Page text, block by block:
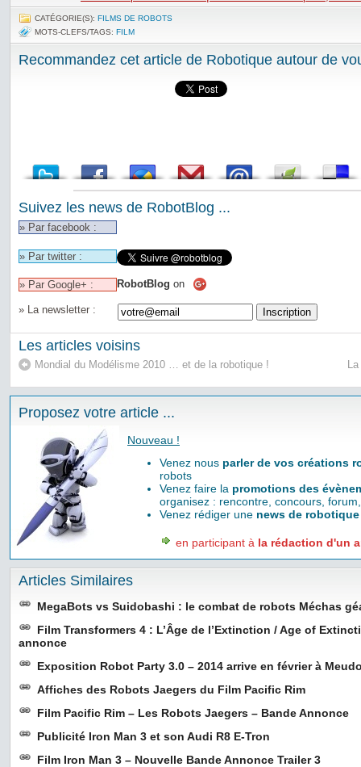
CATÉGORIE(S): FILMS DE ROBOTS
MOTS-CLEFS/TAGS: FILM
Recommandez cet article de Robotique autour de
Suivez les news de RobotBlog ...
» Par facebook :
» Par twitter :
» Par Google+ : RobotBlog on
» La newsletter :
Les articles voisins
Mondial du Modélisme 2010 … et de la robotique !
Proposez votre article ...
Nouveau !
Venez nous parler de vos créations
robots
Venez faire la promotions des
organisez : rencontre, concours,
Venez rédiger une news de robotique
en participant à la rédaction d'un
Articles Similaires
MegaBots vs Suidobashi : le combat de robots Méchas
Film Transformers 4 : L’Âge de l’Extinction / Age of
annonce
Exposition Robot Party 3.0 – 2014 arrive en février à
Affiches des Robots Jaegers du Film Pacific Rim
Film Pacific Rim – Les Robots Jaegers – Bande Annonce
Publicité Iron Man 3 et son Audi R8 E-Tron
Film Iron Man 3 – Nouvelle Bande Annonce Trailer 3